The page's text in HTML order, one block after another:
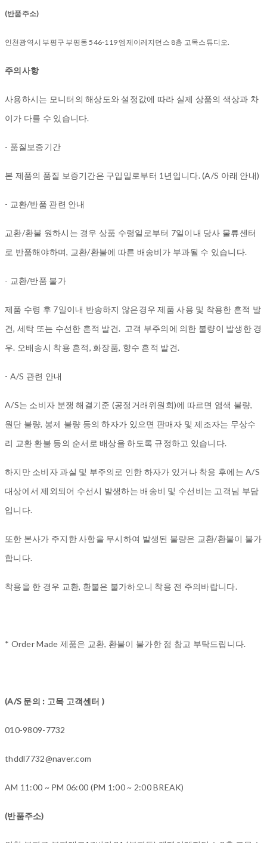
(반품주소)
인천광역시 부평구 부평동 546-119 엠제이레지던스 8층 고목스튜디오.
주의사항
사용하시는 모니터의 해상도와 설정값에 따라 실제 상품의 색상과 차
이가 다를 수 있습니다.
- 품질보증기간
본 제품의 품질 보증기간은 구입일로부터 1년입니다. (A/S 아래 안내)
- 교환/반품 관련 안내
교환/환불 원하시는 경우 상품 수령일로부터 7일이내 당사 물류센터
로 반품해야하며, 교환/환불에 따른 배송비가 부과될 수 있습니다.
- 교환/반품 불가
제품 수령 후 7일이내 반송하지 않은경우 제품 사용 및 착용한 흔적 발
견, 세탁 또는 수선한 흔적 발견. 고객 부주의에 의한 불량이 발생한 경
우. 오배송시 착용 흔적, 화장품, 향수 흔적 발견.
- A/S 관련 안내
A/S는 소비자 분쟁 해결기준 (공정거래위원회)에 따르면 염색 불량,
원단 불량, 봉제 불량 등의 하자가 있으면 판매자 및 제조자는 무상수
리 교환 환불 등의 순서로 배상을 하도록 규정하고 있습니다.
하지만 소비자 과실 및 부주의로 인한 하자가 있거나 착용 후에는 A/S
대상에서 제외되어 수선시 발생하는 배송비 및 수선비는 고객님 부담
입니다.
또한 본사가 주지한 사항을 무시하여 발생된 불량은 교환/환불이 불가
합니다.
착용을 한 경우 교환, 환불은 불가하오니 착용 전 주의바랍니다.
* Order Made 제품은 교환, 환불이 불가한 점 참고 부탁드립니다.
(A/S 문의 : 고목 고객센터 )
010-9809-7732
thddl7732@naver.com
AM 11:00 ~ PM 06:00 (PM 1:00 ~ 2:00 BREAK)
(반품주소)